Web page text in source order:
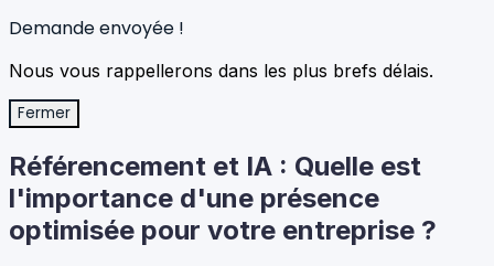
Demande envoyée !
Nous vous rappellerons dans les plus brefs délais.
Fermer
Référencement et IA : Quelle est
l'importance d'une présence
optimisée pour votre entreprise ?